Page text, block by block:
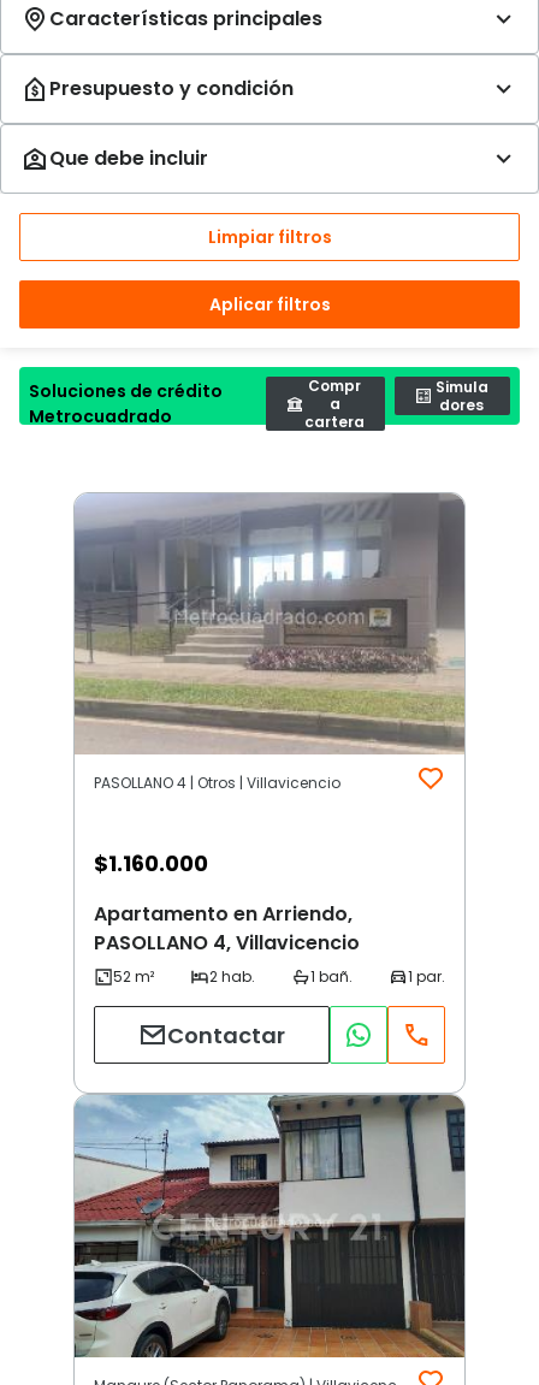
Limpiar filtros
Aplicar filtros
Soluciones de crédito
Metrocuadrado
Compr
a
cartera
Simula
dores
PASOLLANO 4 | Otros | Villavicencio
$1.160.000
Apartamento en Arriendo,
PASOLLANO 4, Villavicencio
Contactar